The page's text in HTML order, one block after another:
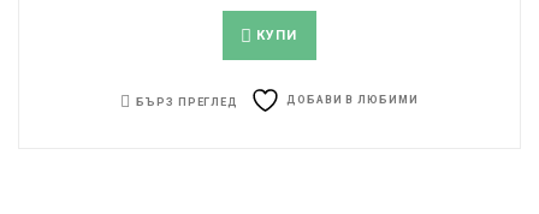
КУПИ
БЪРЗ ПРЕГЛЕД ДОБАВИ В ЛЮБИМИ